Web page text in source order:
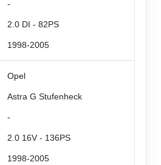
-
2.0 DI - 82PS
1998-2005
Opel
Astra G Stufenheck
-
2.0 16V - 136PS
1998-2005